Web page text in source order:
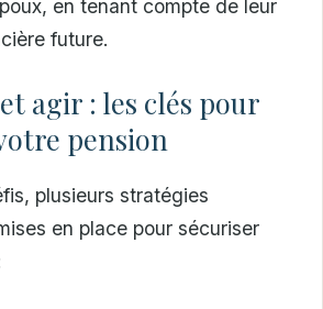
en tenant compte de leur
future.
agir : les clés pour
pension
plusieurs stratégies
en place pour sécuriser